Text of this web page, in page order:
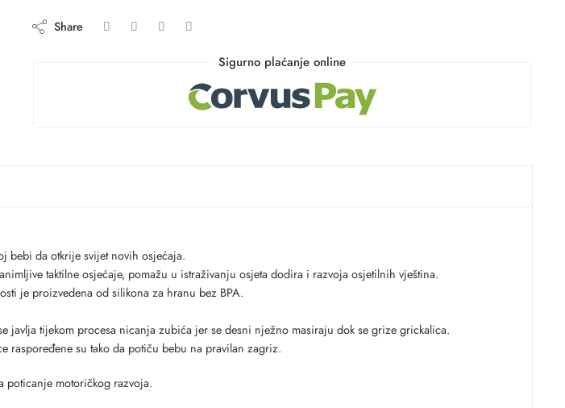
Share
Sigurno plaćanje online
bebi da otkrije svijet novih osjećaja.
taktilne osjećaje, pomažu u istraživanju osjeta dodira i razvoja osjetilnih vještina.
je proizvedena od silikona za hranu bez BPA.
javlja tijekom procesa nicanja zubića jer se desni nježno masiraju dok se grize grickalica.
raspoređene su tako da potiču bebu na pravilan zagriz.
poticanje motoričkog razvoja.